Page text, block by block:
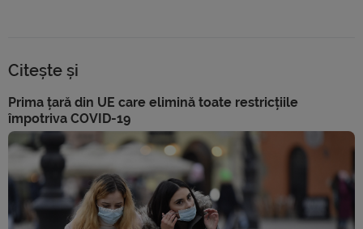
Citește și
Prima țară din UE care elimină toate restricțiile
împotriva COVID-19